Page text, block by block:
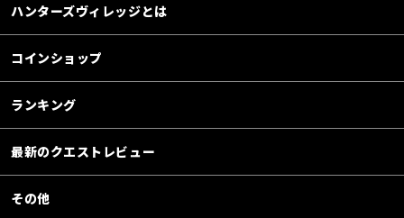
ハンターズヴィレッジとは
コインショップ
ランキング
最新のクエストレビュー
その他